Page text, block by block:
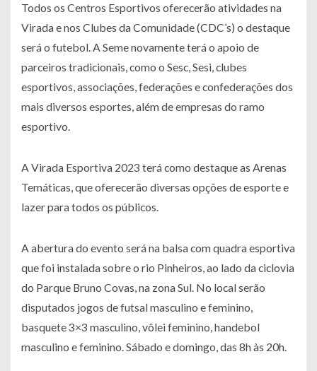
Todos os Centros Esportivos oferecerão atividades na
Virada e nos Clubes da Comunidade (CDC’s) o destaque
será o futebol. A Seme novamente terá o apoio de
parceiros tradicionais, como o Sesc, Sesi, clubes
esportivos, associações, federações e confederações dos
mais diversos esportes, além de empresas do ramo
esportivo.
A Virada Esportiva 2023 terá como destaque as Arenas
Temáticas, que oferecerão diversas opções de esporte e
lazer para todos os públicos.
A abertura do evento será na balsa com quadra esportiva
que foi instalada sobre o rio Pinheiros, ao lado da ciclovia
do Parque Bruno Covas, na zona Sul. No local serão
disputados jogos de futsal masculino e feminino,
basquete 3×3 masculino, vôlei feminino, handebol
masculino e feminino. Sábado e domingo, das 8h às 20h.